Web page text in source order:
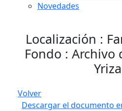
Novedades
Localización :
Fondo : Archivo
Volver
Descargar el documento